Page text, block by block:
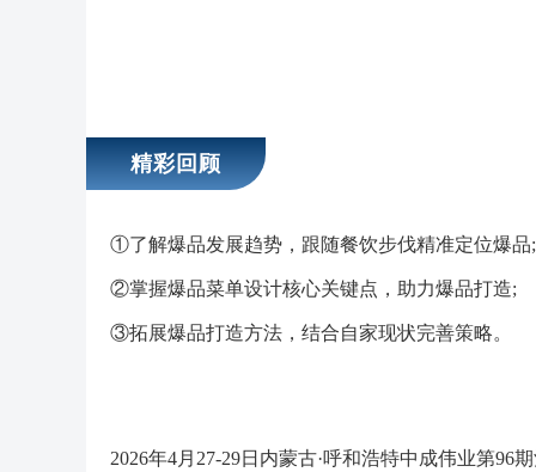
精彩回顾
①了解爆品发展趋势，跟随餐饮步伐精准定位爆品;
②掌握爆品菜单设计核心关键点，助力爆品打造;
③拓展爆品打造方法，结合自家现状完善策略。
2026年4月27-29日内蒙古·呼和浩特中成伟业第